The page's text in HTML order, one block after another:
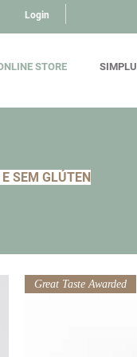
Login
STORE SIMPLU
SEM GLÚTEN
Great Taste Awarded